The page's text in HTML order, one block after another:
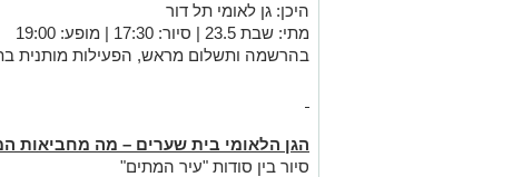
היכן: גן לאומי תל דור
מתי: שבת 23.5 | סיור: 17:30 | מופע: 19:00
בהרשמה ותשלום מראש, הפעילות מותנית
הגן הלאומי בית שערים – מה מחביאות
סיור בין סודות "עיר המתים"